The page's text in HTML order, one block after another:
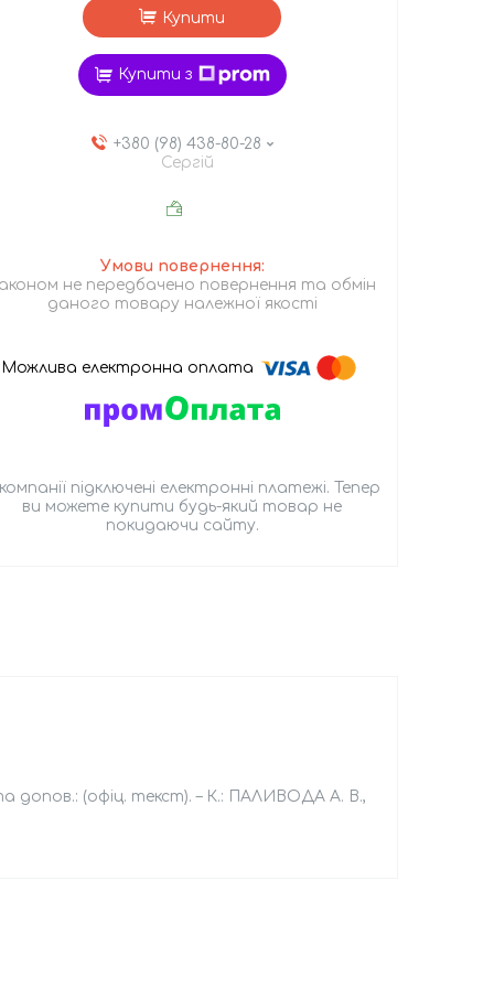
Купити
Купити з
+380 (98) 438-80-28
Сергій
не передбачено повернення та обмін
даного товару належної якості
підключені електронні платежі. Тепер
ви можете купити будь-який товар не
покидаючи сайту.
допов.: (офіц. текст). – К.: ПАЛИВОДА А. В.,